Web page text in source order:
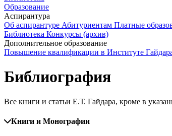
Образование
Аспирантура
Об аспирантуре Абитуриентам Платные
Библиотека Конкурсы (архив)
Дополнительное образование
Повышение квалификации в Институте
Библиография
Все книги и статьи Е.Т. Гайдара, кроме в
Книги и Монографии